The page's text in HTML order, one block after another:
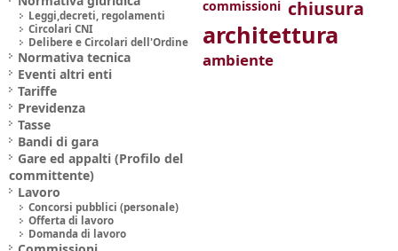
Leggi,decreti, regolamenti
Circolari CNI
Delibere e Circolari dell'Ordine
Normativa tecnica
Eventi altri enti
Tariffe
Previdenza
Tasse
Bandi di gara
Gare ed appalti (Profilo del
committente)
Lavoro
Concorsi pubblici (personale)
Offerta di lavoro
Domanda di lavoro
commissioni chiusura
architettura
ambiente